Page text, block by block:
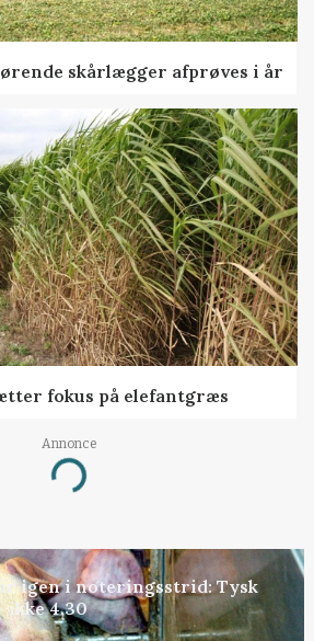
skårlægger afprøves i år
fokus på elefantgræs
Annonce
Loading...
igen i noteringsstrid: Tysk
ikke 4,30